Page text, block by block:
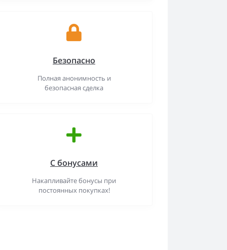
Безопасно
Полная анонимность и
безопасная сделка
С бонусами
Накапливайте бонусы при
постоянных покупках!